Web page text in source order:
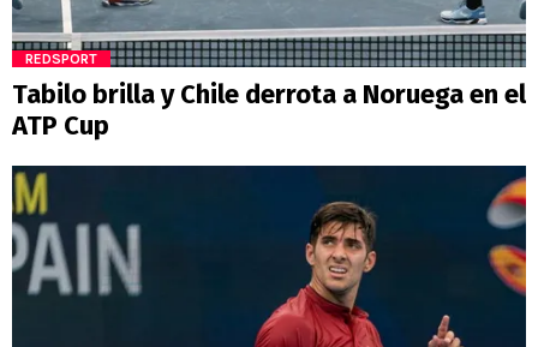
REDSPORT
Tabilo brilla y Chile derrota a Noruega en el
ATP Cup